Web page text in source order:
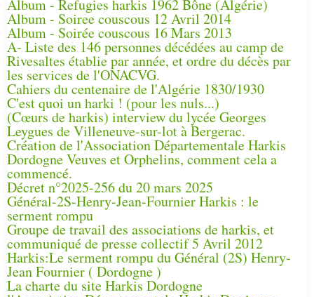
Album - Refugies harkis 1962 Bône (Algérie)
Album - Soiree couscous 12 Avril 2014
Album - Soirée couscous 16 Mars 2013
A- Liste des 146 personnes décédées au camp de
Rivesaltes établie par année, et ordre du décès par
les services de l'ONACVG.
Cahiers du centenaire de l'Algérie 1830/1930
C'est quoi un harki ! (pour les nuls...)
(Cœurs de harkis) interview du lycée Georges
Leygues de Villeneuve-sur-lot à Bergerac.
Création de l'Association Départementale Harkis
Dordogne Veuves et Orphelins, comment cela a
commencé.
Décret n°2025-256 du 20 mars 2025
Général-2S-Henry-Jean-Fournier Harkis : le
serment rompu
Groupe de travail des associations de harkis, et
communiqué de presse collectif 5 Avril 2012
Harkis:Le serment rompu du Général (2S) Henry-
Jean Fournier ( Dordogne )
La charte du site Harkis Dordogne